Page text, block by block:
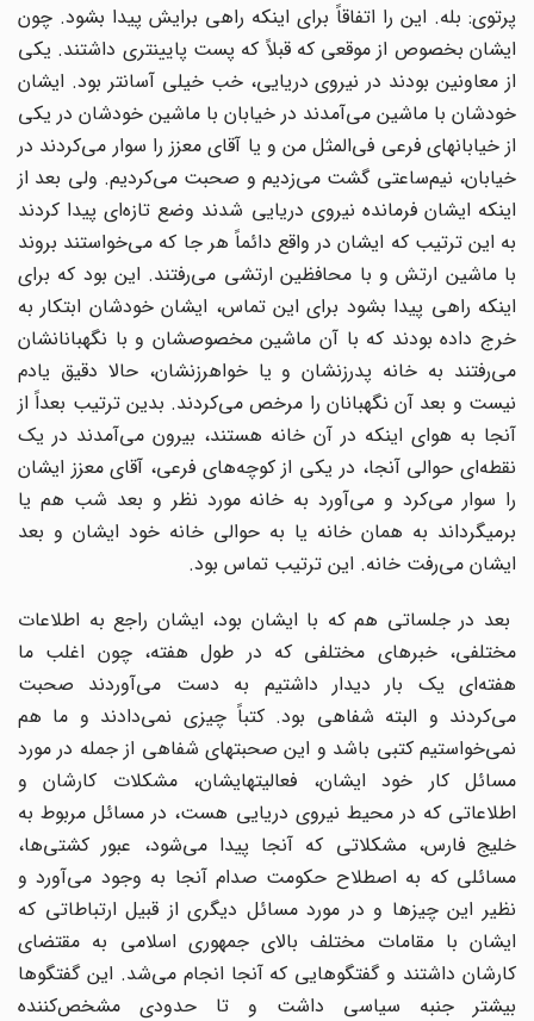
پرتوی: بله. این را اتفاقاً برای اینکه راهی برایش پیدا بشود. چون
ایشان بخصوص از موقعی که قبلاً که پست پایینتری داشتند. یکی
از معاونین بودند در نیروی دریایی، خب خیلی آسانتر بود. ایشان
خودشان با ماشین می‌‌آمدند در خیابان با ماشین خودشان در یکی
از خیابانهای فرعی فی‌المثل من و یا آقای معزز را سوار می‌کردند در
خیابان، نیم‌ساعتی گشت می‌‌زدیم و صحبت می‌کردیم. ولی بعد از
اینکه ایشان فرمانده نیروی دریایی شدند وضع تازه‌ای پیدا کردند
به این ترتیب که ایشان در واقع دائماً هر جا که می‌خواستند بروند
با ماشین ارتش و با محافظین ارتشی می‌رفتند. این بود که برای
اینکه راهی پیدا بشود برای این تماس، ایشان خودشان ابتکار به
خرج داده بودند که با آن ماشین مخصوصشان و با نگهبانانشان
می‌رفتند به خانه پدرزنشان و یا خواهرزنشان، حالا دقیق یادم
نیست و بعد آن نگهبانان را مرخص می‌کردند. بدین ترتیب بعداً از
آنجا به هوای اینکه در آن خانه هستند، بیرون می‌‌آمدند در یک
نقطه‌ای حوالی آنجا، در یکی از کوچه‌های فرعی، آقای معزز ایشان
را سوار می‌‌کرد و می‌‌آورد به خانه مورد نظر و بعد شب هم یا
برمیگرداند به همان خانه یا به حوالی خانه خود ایشان و بعد
ایشان می‌رفت خانه. این ترتیب تماس بود.
بعد در جلساتی هم که با ایشان بود، ایشان راجع به اطلاعات
مختلفی، خبرهای مختلفی که در طول هفته، چون اغلب ما
هفته‌ای یک بار دیدار داشتیم به دست می‌‌آوردند صحبت
می‌‌کردند و البته شفاهی بود. کتباً چیزی نمی‌‌دادند و ما هم
نمی‌‌خواستیم کتبی باشد و این صحبتهای شفاهی از جمله در مورد
مسائل کار خود ایشان، فعالیتهایشان، مشکلات کارشان و
اطلاعاتی که در محیط نیروی دریایی هست، در مسائل مربوط به
خلیج فارس، مشکلاتی که آنجا پیدا می‌شود، عبور کشتی‌ها،
مسائلی که به اصطلاح حکومت صدام آنجا به وجود می‌‌آورد و
نظیر این چیزها و در مورد مسائل دیگری از قبیل ارتباطاتی که
ایشان با مقامات مختلف بالای جمهوری اسلامی به مقتضای
کارشان داشتند و گفتگوهایی که آنجا انجام می‌‌شد. این گفتگوها
بیشتر جنبه سیاسی داشت و تا حدودی مشخص‌کننده